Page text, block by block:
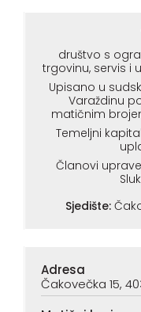
društvo s
trgovinu, servis i
Upisano u
Varaždinu
matičnim
Temeljni
Članovi
Sjedište:
Adresa
Čakovečka 15,